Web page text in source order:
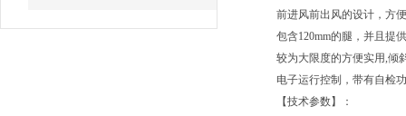
前进风前出风的设计，方
包含120mm的腿，并且提
较为大限度的方便实用,倾
电子运行控制，带有自检
【技术参数】：